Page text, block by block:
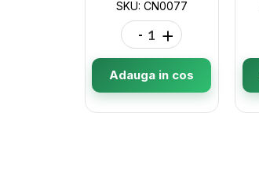
SKU: CN0077
- +
Adauga in cos